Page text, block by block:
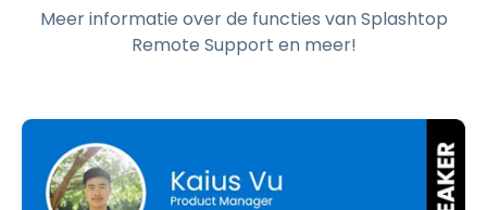
Meer informatie over de functies van Splashtop
Remote Support en meer!